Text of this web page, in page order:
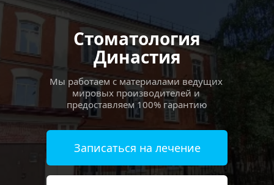
Стоматология
Династия
Мы работаем с материалами ведущих
мировых производителей и
предоставляем 100% гарантию
Записаться на лечение